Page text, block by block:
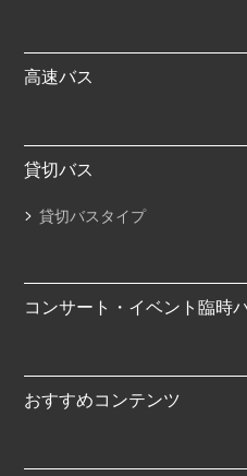
高速バス
貸切バス
貸切バスタイプ
コンサート・イベント臨時
おすすめコンテンツ